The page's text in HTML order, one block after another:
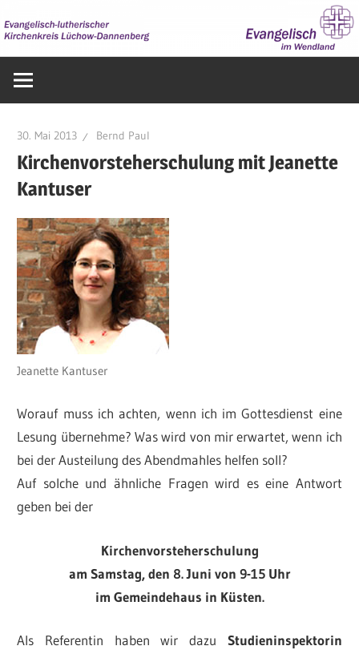
Inhalt
springen
im
30. Mai 2013 Bernd Paul
Kirchenvorsteherschulung mit Jeanette
Kantuser
Jeanette Kantuser
Worauf muss ich achten, wenn ich im Gottesdienst eine
Lesung übernehme? Was wird von mir erwartet, wenn ich
bei der Austeilung des Abendmahles helfen soll?
Auf solche und ähnliche Fragen wird es eine Antwort
geben bei der
Kirchenvorsteherschulung
am Samstag, den 8. Juni von 9-15 Uhr
im Gemeindehaus in Küsten.
Als Referentin haben wir dazu Studieninspektorin